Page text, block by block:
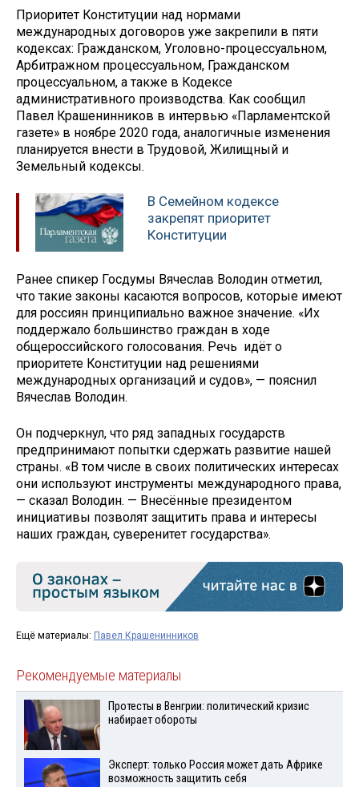
Приоритет Конституции над нормами
международных договоров уже закрепили в пяти
кодексах: Гражданском, Уголовно-процессуальном,
Арбитражном процессуальном, Гражданском
процессуальном, а также в Кодексе
административного производства. Как сообщил
Павел Крашенинников в интервью «Парламентской
газете» в ноябре 2020 года, аналогичные изменения
планируется внести в Трудовой, Жилищный и
Земельный кодексы.
В Семейном кодексе
закрепят приоритет
Конституции
Ранее спикер Госдумы Вячеслав Володин отметил,
что такие законы касаются вопросов, которые имеют
для россиян принципиально важное значение. «Их
поддержало большинство граждан в ходе
общероссийского голосования. Речь идёт о
приоритете Конституции над решениями
международных организаций и судов», — пояснил
Вячеслав Володин.
Он подчеркнул, что ряд западных государств
предпринимают попытки сдержать развитие нашей
страны. «В том числе в своих политических интересах
они используют инструменты международного права,
— сказал Володин. — Внесённые президентом
инициативы позволят защитить права и интересы
наших граждан, суверенитет государства».
Ещё материалы: Павел Крашенинников
Рекомендуемые материалы
Протесты в Венгрии: политический кризис
набирает обороты
Эксперт: только Россия может дать Африке
возможность защитить себя